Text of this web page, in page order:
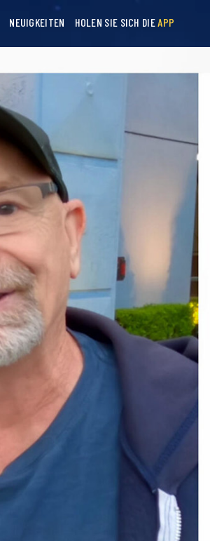
NEUIGKEITEN HOLEN SIE SICH DIEAPP